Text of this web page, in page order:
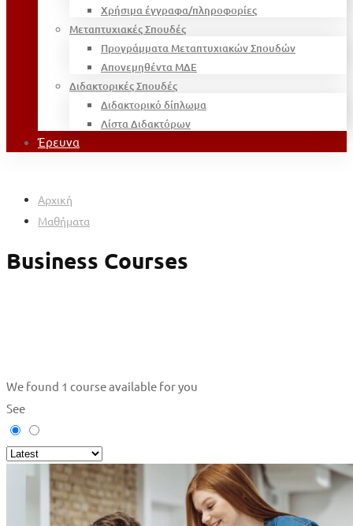
Χρήσιμα έγγραφα/πληροφορίες
Μεταπτυχιακές Σπουδές
Προγράμματα Μεταπτυχιακών Σπουδών
Απονεμηθέντα ΜΔΕ
Διδακτορικές Σπουδές
Διδακτορικό δίπλωμα
Λίστα Διδακτόρων
Έρευνα
Αρχική
Μαθήματα
Business Courses
We found 1 course available for you
See